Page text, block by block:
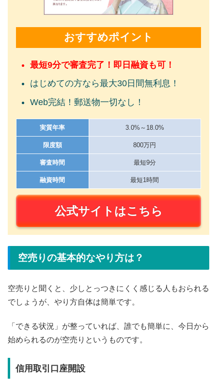
おすすめポイント
最短9分で審査完了！即日融資も可！
はじめての方なら最大30日間無利息！
Web完結！郵送物一切なし！
実質年率 3.0%～18.0%
限度額 800万円
審査時間 最短9分
融資時間 最短1時間
公式サイトはこちら
空売りの基本的なやり方は？
空売りと聞くと、少しとっつきにくく感じる人もおられる
でしょうが、やり方自体は簡単です。
「できる状況」が整っていれば、誰でも簡単に、今日から
始められるのが空売りというものです。
信用取引口座開設